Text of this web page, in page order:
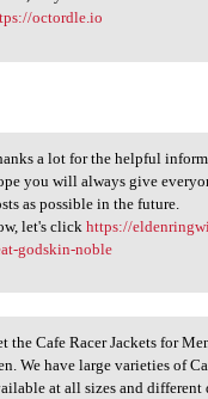
octordle.io
a lot for the
a lot for the helpful
you will always give
as possible in the future.
let's click https://
godskin-noble
the Cafe Racer
the Cafe Racer Jackets for
We have large varieties of
at all sizes and different